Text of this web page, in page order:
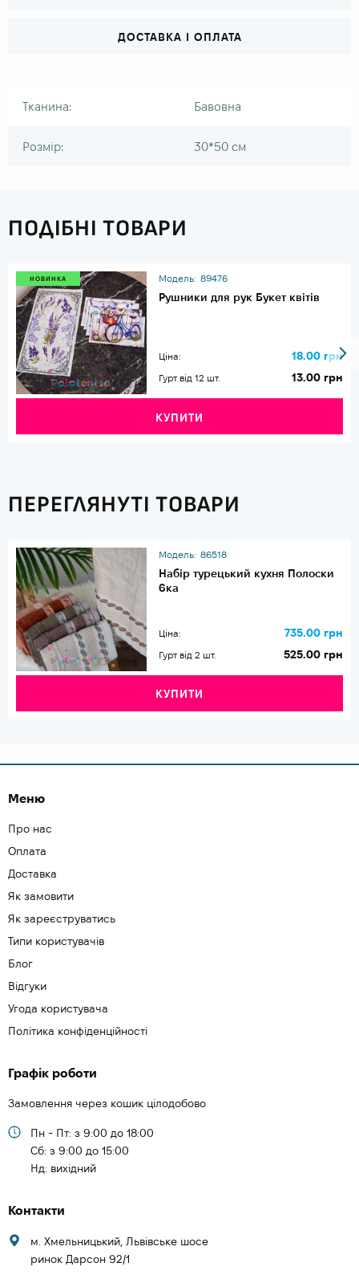
ДОСТАВКА І ОПЛАТА
Тканина: Бавовна
Розмір: 30*50 см
ПОДІБНІ ТОВАРИ
НОВИНКА Модель: 89476
Рушники для рук Букет квітів
Ціна: 18.00 грн
Гурт від 12 шт. 13.00 грн
КУПИТИ
ПЕРЕГЛЯНУТІ ТОВАРИ
Модель: 86518
Набір турецький кухня Полоски
6ка
Ціна: 735.00 грн
Гурт від 2 шт. 525.00 грн
КУПИТИ
Меню
Про нас
Оплата
Доставка
Як замовити
Як зареєструватись
Типи користувачів
Блог
Відгуки
Угода користувача
Політика конфіденційності
Графік роботи
Замовлення через кошик цілодобово
Пн - Пт: з 9:00 до 18:00
Cб: з 9:00 до 15:00
Нд: вихідний
Контакти
м. Хмельницький, Львівське шосе
ринок Дарсон 92/1